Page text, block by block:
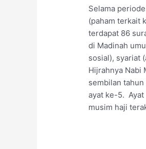
Selama
(paham terkait
terdapat 86
di Madinah
sosial), syariat
Hijrahnya Nabi
sembilan tahun
ayat ke-5. Ayat
musim haji